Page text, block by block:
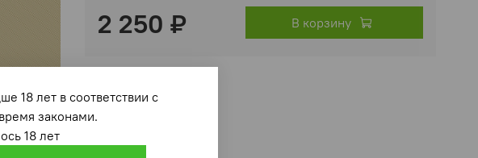
2 250 ₽ В корзину
18 лет в соответствии с
законами.
18 лет